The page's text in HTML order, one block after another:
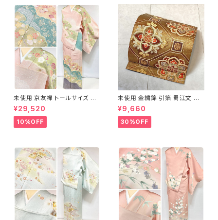
未使用 京友禅 トールサイズ 染
め分け 金彩 訪問着 袷 正絹 ピ
ンク 黄緑 紫 黄色 1438
¥29,520
10%OFF
未使用 金繍錦 引箔 蜀江文 唐
織 華紋 袋帯 正絹 金糸 ゴール
ド 赤 紫 710
¥9,660
30%OFF